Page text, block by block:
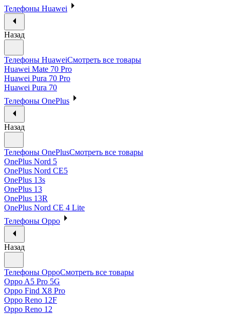
Телефоны Huawei
Назад
Телефоны HuaweiСмотреть все товары
Huawei Mate 70 Pro
Huawei Pura 70 Pro
Huawei Pura 70
Телефоны OnePlus
Назад
Телефоны OnePlusСмотреть все товары
OnePlus Nord 5
OnePlus Nord CE5
OnePlus 13s
OnePlus 13
OnePlus 13R
OnePlus Nord CE 4 Lite
Телефоны Oppo
Назад
Телефоны OppoСмотреть все товары
Oppo A5 Pro 5G
Oppo Find X8 Pro
Oppo Reno 12F
Oppo Reno 12